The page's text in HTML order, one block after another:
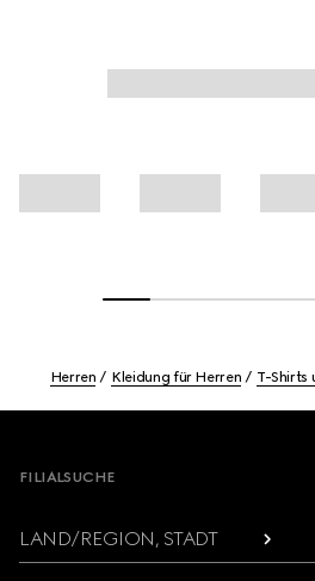
Herren Kleidung für Herren T-Shirts
FILIALSUCHE
LAND/REGION, STADT